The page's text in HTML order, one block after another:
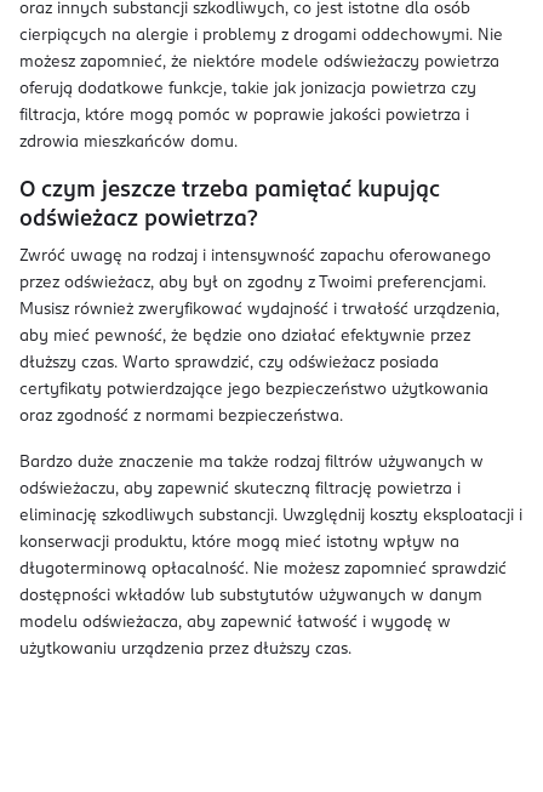
oraz innych substancji szkodliwych, co jest istotne dla osób
cierpiących na alergie i problemy z drogami oddechowymi. Nie
możesz zapomnieć, że niektóre modele odświeżaczy powietrza
oferują dodatkowe funkcje, takie jak jonizacja powietrza czy
filtracja, które mogą pomóc w poprawie jakości powietrza i
zdrowia mieszkańców domu.
O czym jeszcze trzeba pamiętać kupując
odświeżacz powietrza?
Zwróć uwagę na rodzaj i intensywność zapachu oferowanego
przez odświeżacz, aby był on zgodny z Twoimi preferencjami.
Musisz również zweryfikować wydajność i trwałość urządzenia,
aby mieć pewność, że będzie ono działać efektywnie przez
dłuższy czas. Warto sprawdzić, czy odświeżacz posiada
certyfikaty potwierdzające jego bezpieczeństwo użytkowania
oraz zgodność z normami bezpieczeństwa.
Bardzo duże znaczenie ma także rodzaj filtrów używanych w
odświeżaczu, aby zapewnić skuteczną filtrację powietrza i
eliminację szkodliwych substancji. Uwzględnij koszty eksploatacji i
konserwacji produktu, które mogą mieć istotny wpływ na
długoterminową opłacalność. Nie możesz zapomnieć sprawdzić
dostępności wkładów lub substytutów używanych w danym
modelu odświeżacza, aby zapewnić łatwość i wygodę w
użytkowaniu urządzenia przez dłuższy czas.